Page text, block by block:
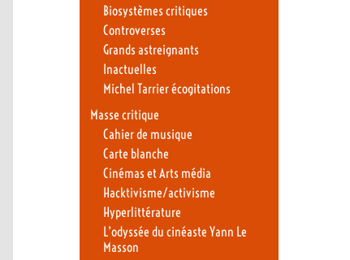
Biosystèmes critiques
Controverses
Grands astreignants
Inactuelles
Michel Tarrier écogitations
Masse critique
Cahier de musique
Carte blanche
Cinémas et Arts média
Hacktivisme/activisme
Hyperlittérature
L’odyssée du cinéaste Yann Le
Masson